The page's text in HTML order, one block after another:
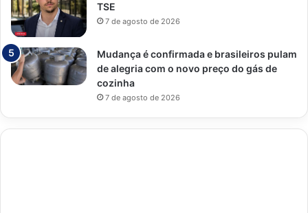
TSE
7 de agosto de 2026
Mudança é confirmada e brasileiros pulam
de alegria com o novo preço do gás de
cozinha
7 de agosto de 2026